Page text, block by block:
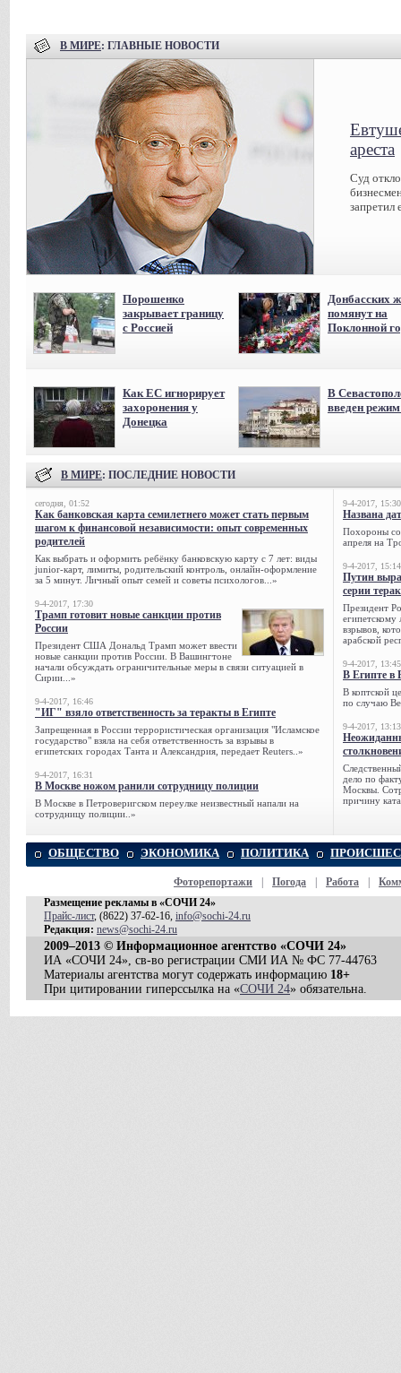
В МИРЕ: ГЛАВНЫЕ НОВОСТИ
ареста
Суд
запретил
Порошенко
закрывает границу
с Россией
Донбасских
помянут на
Поклонной
Как ЕС игнорирует
захоронения у
Донецка
В
введен
В МИРЕ: ПОСЛЕДНИЕ НОВОСТИ
сегодня, 01:52
Как банковская карта семилетнего может стать первым
шагом к финансовой независимости: опыт современных
родителей
Как выбрать и оформить ребёнку банковскую карту с 7 лет: виды
junior-карт, лимиты, родительский контроль, онлайн-оформление
за 5 минут. Личный опыт семей и советы психологов...»
9-4-2017, 17:30
Трамп готовит новые санкции против
России
Президент США Дональд Трамп может ввести
новые санкции против России. В Вашингтоне
начали обсуждать ограничительные меры в связи ситуацией в
Сирии...»
9-4-2017, 16:46
"ИГ" взяло ответственность за теракты в Египте
Запрещенная в России террористическая организация "Исламское
государство" взяла на себя ответственность за взрывы в
египетских городах Танта и Александрия, передает Reuters..»
9-4-2017, 16:31
В Москве ножом ранили сотрудницу полиции
В Москве в Петроверигском переулке неизвестный напали на
сотрудницу полиции..»
9-4-2017, 15:30
Названа
Похороны
апреля на
9-4-2017, 15:14
Путин
серии
Президент
египетскому
взрывов,
арабской
9-4-2017, 13:45
В Египте в
В коптской
по случаю
9-4-2017, 13:13
дело по
Москвы.
причину
ОБЩЕСТВО ЭКОНОМИКА ПОЛИТИКА
Фоторепортажи Погода Работа
Размещение рекламы в «СОЧИ 24»
Прайс-лист, (8622) 37-62-16, info@sochi-24.ru
Редакция: news@sochi-24.ru
2009–2013 © Информационное агентство «СОЧИ 24»
ИА «СОЧИ 24», св-во регистрации СМИ ИА № ФС 77-44763
Материалы агентства могут содержать информацию 18+
При цитировании гиперссылка на «СОЧИ 24» обязательна.